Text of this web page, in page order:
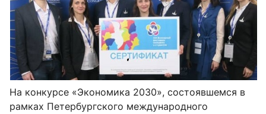
На конкурсе «Экономика 2030», состоявшемся в
рамках Петербургского международного